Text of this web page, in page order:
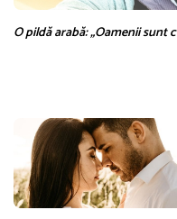
O pildă arabă: „Oamenii sunt